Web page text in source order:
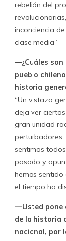
rebelión del
inconciencia
clase media”
—¿Cuáles
pueblo
historia
“Un vistazo
deja ver
gran unidad
perturbadores,
sentirnos
pasado y
hemos sentido
el tiempo ha
—Usted pone
de la historia
nacional, por